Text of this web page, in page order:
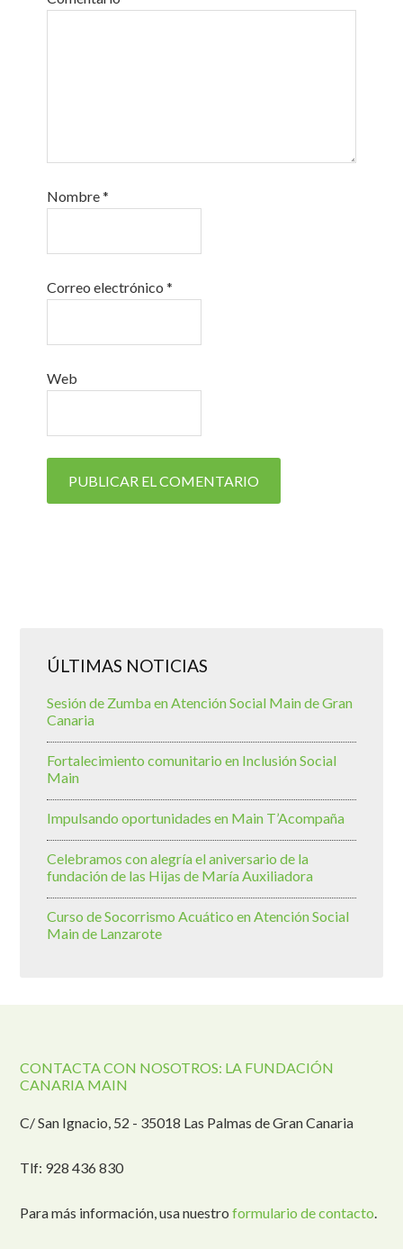
Nombre*
Correo electrónico*
Web
ÚLTIMAS NOTICIAS
Sesión de Zumba en Atención Social Main de Gran
Canaria
Fortalecimiento comunitario en Inclusión Social
Main
Impulsando oportunidades en Main T’Acompaña
Celebramos con alegría el aniversario de la
fundación de las Hijas de María Auxiliadora
Curso de Socorrismo Acuático en Atención Social
Main de Lanzarote
CONTACTA CON NOSOTROS: LA FUNDACIÓN
CANARIA MAIN
C/ San Ignacio, 52 - 35018 Las Palmas de Gran Canaria
Tlf: 928 436 830
Para más información, usa nuestroformulario de contacto